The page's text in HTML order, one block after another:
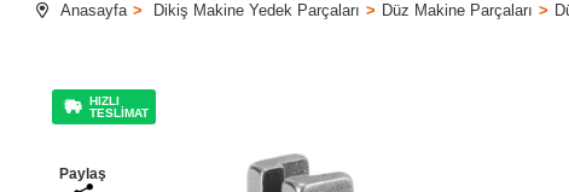
Anasayfa Dikiş Makine Yedek Parçaları Düz Makine Parçaları
HIZLI
TESLİMAT
Paylaş